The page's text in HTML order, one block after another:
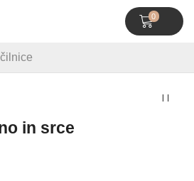
0
in srce